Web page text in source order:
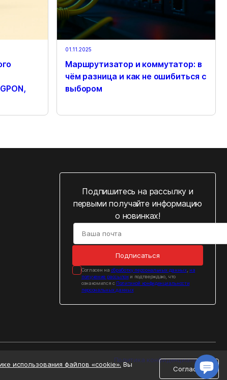
01.11.2025
Маршрутизатор и коммутатор: в
чём разница и как не ошибиться с
выбором
использования файлов «cookie».Вы
Согласен
Подпишитесь на рассылку и
первыми получайте информацию
о новинках!
Подписаться
Cогласен на обработку персональных данных, на
получение рассылоки подтверждаю, что
ознакомился с Политикой конфиденциальности
персональных данных
Политика конфиденциальности
Закрыть Ответить